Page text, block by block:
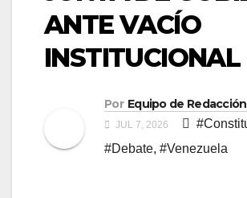
ANTE VACÍO
INSTITUCIONAL
Por Equipo de
JUL 7, 2026
#Debate, #Venezuela